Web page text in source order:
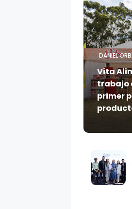
DANIEL
Vita
trabajo
primer